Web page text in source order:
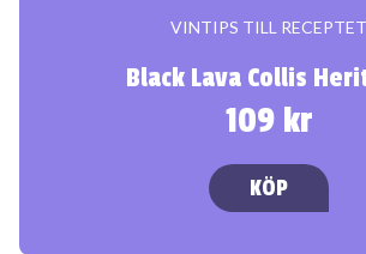
VINTIPS TILL RECEPTET
Black Lava Collis
109 kr
KÖP